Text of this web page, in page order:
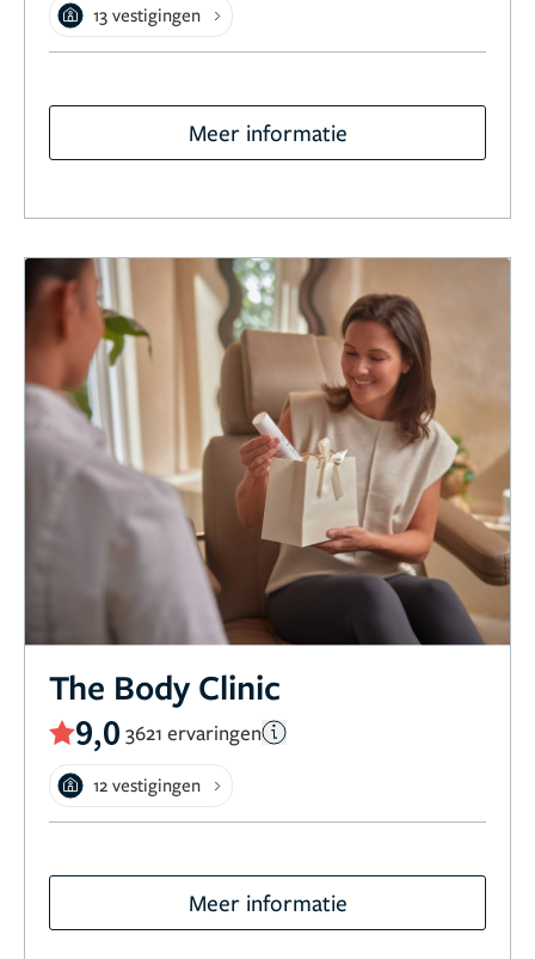
13 vestigingen
Meer informatie
The Body Clinic
9,0 3621 ervaringen
12 vestigingen
Meer informatie